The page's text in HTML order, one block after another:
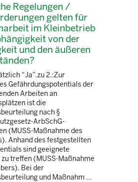
Regelungen /
gelten für
im Kleinbetrieb
von der
und den äußeren
“Ja”.zu 2.:Zur
Gefährdungspotentials der
Arbeiten an
ist die
nach §
ArbSchG-
(MUSS-Maßnahme des
Anhand des festgestellten
sind geeignete
treffen (MUSS-Maßnahme
Bei der
und Maßnahm ...